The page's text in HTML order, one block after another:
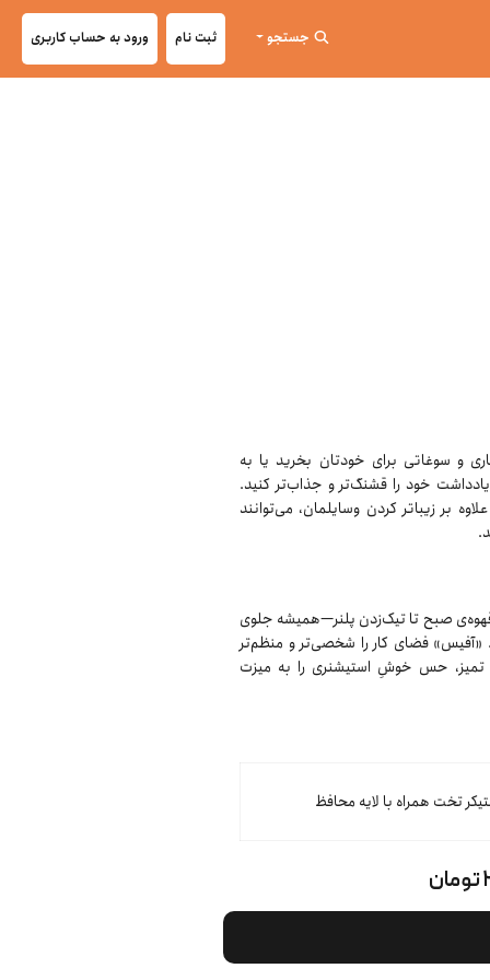
جستجو ثبت نام ورود به حساب کاربری
و سوغاتی برای خودتان بخرید یا به
خود را قشنگ‌تر و جذاب‌تر کنید.
بر زیباتر کردن وسایلمان، می‌توانند
قهوه‌ی صبح تا تیک‌زدن پلنر—همیشه جلوی
«آفیس» فضای کار را شخصی‌تر و منظم‌تر
تمیز، حس خوشِ استیشنری را به میزت
تخت همراه با لایه محافظ